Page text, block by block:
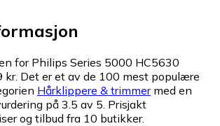
for Philips Series 5000 HC5630
kr. Det er et av de 100 mest populære
Hårklippere & trimmermed en
på 3.5 av 5. Prisjakt
og tilbud fra 10 butikker.